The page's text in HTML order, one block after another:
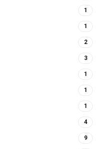
1
1
2
3
1
1
1
4
9